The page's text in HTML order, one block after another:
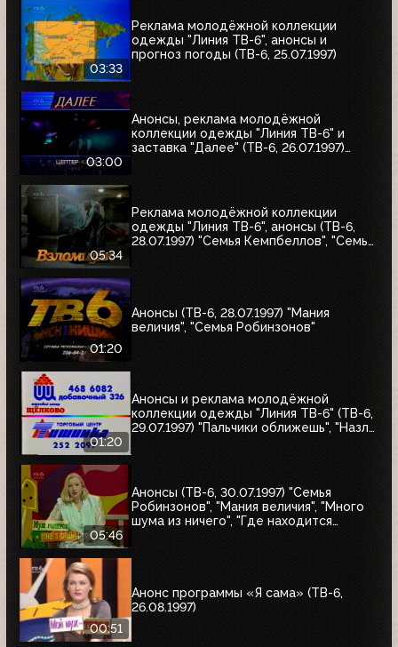
03:33
Реклама молодёжной коллекции
одежды "Линия ТВ-6", анонсы и
прогноз погоды (ТВ-6, 25.07.1997)
03:00
Анонсы, реклама молодёжной
коллекции одежды "Линия ТВ-6" и
заставка "Далее" (ТВ-6, 26.07.1997)
05:34
Реклама молодёжной коллекции
одежды "Линия ТВ-6", анонсы (ТВ-6,
28.07.1997) "Семья Кемпбеллов", "Семья
01:20
Анонсы (ТВ-6, 28.07.1997) "Мания
величия", "Семья Робинзонов"
01:20
Анонсы и реклама молодёжной
коллекции одежды "Линия ТВ-6" (ТВ-6,
29.07.1997) "Пальчики оближешь", "Назло
05:46
Анонсы (ТВ-6, 30.07.1997) "Семья
Робинзонов", "Мания величия", "Много
шума из ничего", "Где находится
00:51
Анонс программы «Я сама» (ТВ-6,
26.08.1997)